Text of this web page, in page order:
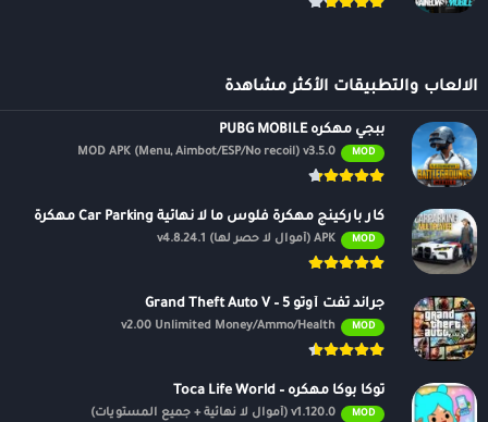
الالعاب والتطبيقات الأكثر مشاهدة
ببجي مهكره PUBG MOBILE
MOD
MOD APK (Menu, Aimbot/ESP/No recoil) v3.5.0
كار باركينج مهكرة فلوس ما لا نهائية Car Parking مهكرة
MOD APK (أموال لا حصر لها) v4.8.24.1
جراند ثفت أوتو 5 – Grand Theft Auto V
MOD
v2.00 Unlimited Money/Ammo/Health
توكا بوكا مهكره – Toca Life World
MOD v1.120.0 (أموال لا نهائية + جميع المستويات)